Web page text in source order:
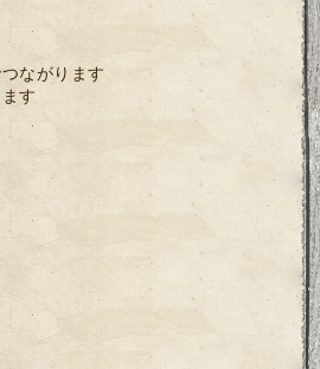
ながります
す